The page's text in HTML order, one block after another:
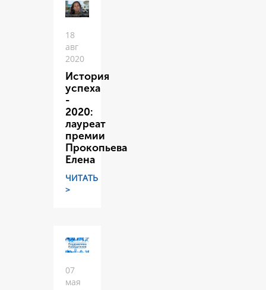
18
авг
2020
История
успеха
-
2020:
лауреат
премии
Прокопьева
Елена
ЧИТАТЬ
>
07
мая